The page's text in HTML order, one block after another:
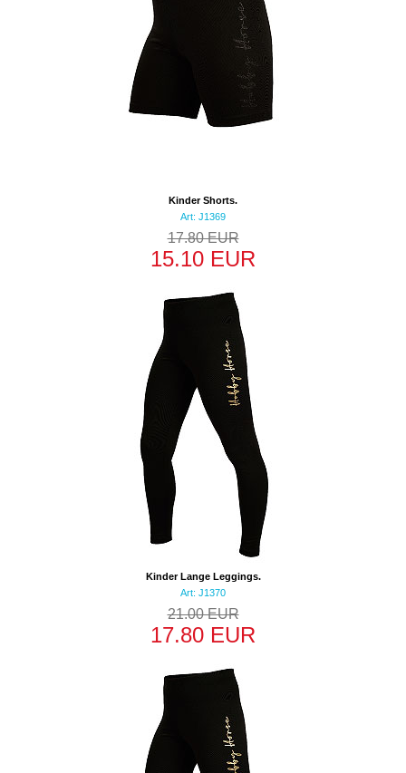
Kinder Shorts.
Art: J1369
17.80 EUR
15.10 EUR
Kinder Lange Leggings.
Art: J1370
21.00 EUR
17.80 EUR